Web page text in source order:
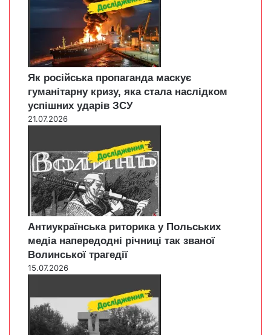
Як російська пропаганда маскує
гуманітарну кризу, яка стала наслідком
успішних ударів ЗСУ
21.07.2026
Антиукраїнська риторика у Польських
медіа напередодні річниці так званої
Волинської трагедії
15.07.2026